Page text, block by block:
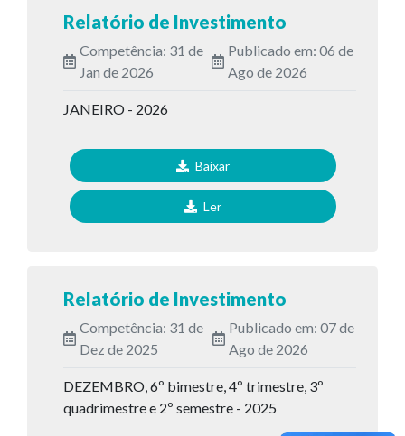
Relatório de Investimento
Competência: 31 de
Jan de 2026
Publicado em: 06 de
Ago de 2026
JANEIRO - 2026
Baixar
Ler
Relatório de Investimento
Competência: 31 de
Dez de 2025
Publicado em: 07 de
Ago de 2026
DEZEMBRO, 6º bimestre, 4º trimestre, 3º
quadrimestre e 2º semestre - 2025